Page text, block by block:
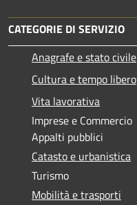
CATEGORIE DI SERVIZIO
Anagrafe e stato civile
Cultura e tempo libero
Vita lavorativa
Imprese e Commercio
Appalti pubblici
Catasto e urbanistica
Turismo
Mobilità e trasporti